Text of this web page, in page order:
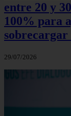
entre 20 y
100% para
sobrecargar
29/07/2026